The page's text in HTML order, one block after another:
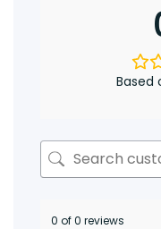
Based
0 of 0 reviews